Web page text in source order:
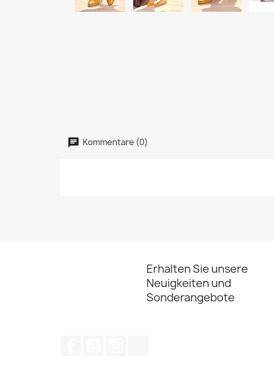
Kommentare (0)
Erhalten Sie unsere
Neuigkeiten und
Sonderangebote